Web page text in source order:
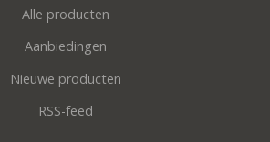
Alle producten
Aanbiedingen
Nieuwe producten
RSS-feed